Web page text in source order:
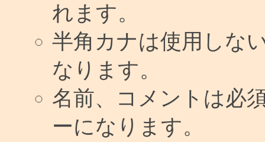
れます。
半角カナは使用しな
なります。
名前、コメントは必
ーになります。